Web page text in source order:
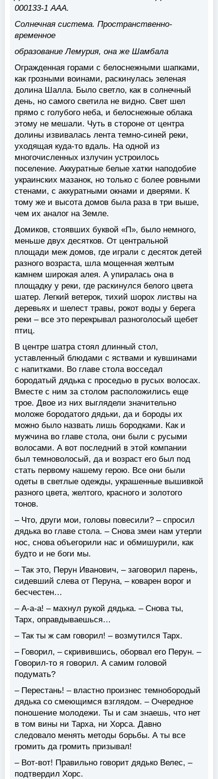
000133-1 AAA.
Солнечная система. Пространственно-
временное
образование Лемурия, она же Шамбала
Огражденная горами с белоснежными шапками,
как грозными воинами, раскинулась зеленая
долина Шалла. Было светло, как в солнечный
день, но самого светила не видно. Свет шел
прямо с голубого неба, и белоснежные облака
этому не мешали. Чуть в стороне от центра
долины извивалась лента темно-синей реки,
уходящая куда-то вдаль. На одной из
многочисленных излучин устроилось
поселение. Аккуратные белые хатки наподобие
украинских мазанок, но только с более ровными
стенами, с аккуратными окнами и дверями. К
тому же и высота домов была раза в три выше,
чем их аналог на Земле.
Домиков, стоявших буквой «П», было немного,
меньше двух десятков. От центральной
площади меж домов, где играли с десяток детей
разного возраста, шла мощенная желтым
камнем широкая алея. А упиралась она в
площадку у реки, где раскинулся белого цвета
шатер. Легкий ветерок, тихий шорох листвы на
деревьях и шелест травы, рокот воды у берега
реки – все это перекрывал разноголосый щебет
птиц.
В центре шатра стоял длинный стол,
уставленный блюдами с яствами и кувшинами
с напитками. Во главе стола восседал
бородатый дядька с проседью в русых волосах.
Вместе с ним за столом расположились еще
трое. Двое из них выглядели значительно
моложе бородатого дядьки, да и бороды их
можно было назвать лишь бородками. Как и
мужчина во главе стола, они были с русыми
волосами. А вот последний в этой компании
был темноволосый, да и возраст его был под
стать первому нашему герою. Все они были
одеты в светлые одежды, украшенные вышивкой
разного цвета, желтого, красного и золотого
тонов.
– Что, други мои, головы повесили? – спросил
дядька во главе стола. – Снова змеи нам утерли
нос, снова объегорили нас и обмишурили, как
будто и не боги мы.
– Так это, Перун Иванович, – заговорил парень,
сидевший слева от Перуна, – коварен ворог и
бесчестен…
– А-а-а! – махнул рукой дядька. – Снова ты,
Тарх, оправдываешься…
– Так ты ж сам говорил! – возмутился Тарх.
– Говорил, – скривившись, оборвал его Перун. –
Говорил-то я говорил. А самим головой
подумать?
– Перестань! – властно произнес темнобородый
дядька со смеющимся взглядом. – Очередное
поношение молодежи. Ты и сам знаешь, что нет
в том вины ни Тарха, ни Хорса. Давно
следовало менять методы борьбы. А ты все
громить да громить призывал!
– Вот-вот! Правильно говорит дядько Велес, –
подтвердил Хорс.